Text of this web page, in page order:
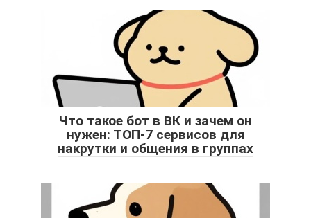
Что такое бот в ВК и зачем он
нужен: ТОП-7 сервисов для
накрутки и общения в группах